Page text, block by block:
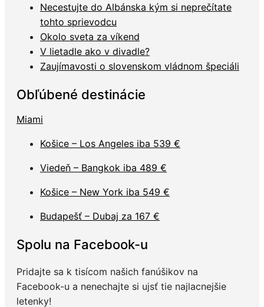
Necestujte do Albánska kým si neprečítate
tohto sprievodcu
Okolo sveta za víkend
V lietadle ako v divadle?
Zaujímavosti o slovenskom vládnom špeciáli
Obľúbené destinácie
Miami
Košice – Los Angeles iba 539 €
Viedeň – Bangkok iba 489 €
Košice – New York iba 549 €
Budapešť – Dubaj za 167 €
Spolu na Facebook-u
Pridajte sa k tisícom našich fanúšikov na
Facebook-u a nenechajte si ujsť tie najlacnejšie
letenky!